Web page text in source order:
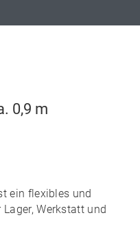
0,9 m
ein flexibles und
Werkstatt und